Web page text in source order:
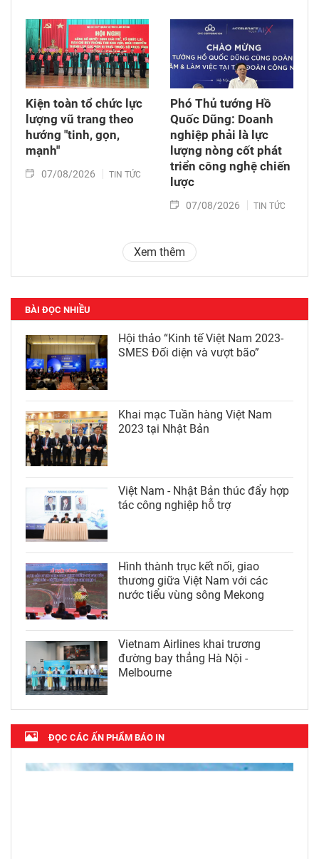
Kiện toàn tổ chức lực
lượng vũ trang theo
hướng "tinh, gọn,
mạnh"
07/08/2026 TIN TỨC
Phó Thủ tướng Hồ
Quốc Dũng: Doanh
nghiệp phải là lực
lượng nòng cốt phát
triển công nghệ chiến
lược
07/08/2026 TIN TỨC
Xem thêm
BÀI ĐỌC NHIỀU
Hội thảo “Kinh tế Việt Nam 2023-
SMES Đối diện và vượt bão”
Khai mạc Tuần hàng Việt Nam
2023 tại Nhật Bản
Việt Nam - Nhật Bản thúc đẩy hợp
tác công nghiệp hỗ trợ
Hình thành trục kết nối, giao
thương giữa Việt Nam với các
nước tiểu vùng sông Mekong
Vietnam Airlines khai trương
đường bay thẳng Hà Nội -
Melbourne
ĐỌC CÁC ẤN PHẨM BÁO IN